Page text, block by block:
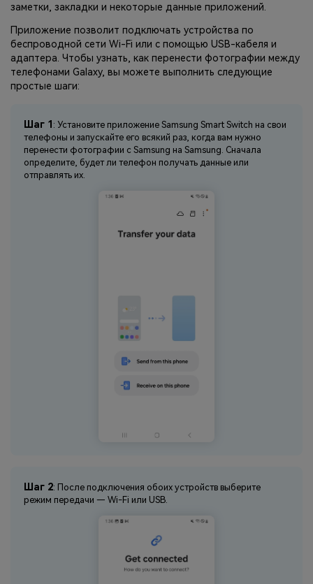
заметки, закладки и некоторые данные приложений.
Приложение позволит подключать устройства по
беспроводной сети Wi-Fi или с помощью USB-кабеля и
адаптера. Чтобы узнать, как перенести фотографии между
телефонами Galaxy, вы можете выполнить следующие
простые шаги:
Шаг 1 : Установите приложение Samsung Smart Switch на свои
телефоны и запускайте его всякий раз, когда вам нужно
перенести фотографии с Samsung на Samsung. Сначала
определите, будет ли телефон получать данные или
отправлять их.
Шаг 2: После подключения обоих устройств выберите
режим передачи — Wi-Fi или USB.